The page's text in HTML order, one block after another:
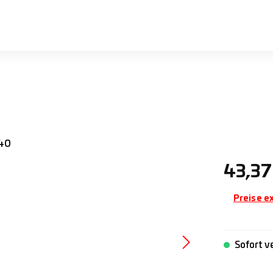
Regulärer
Preise
Sofort